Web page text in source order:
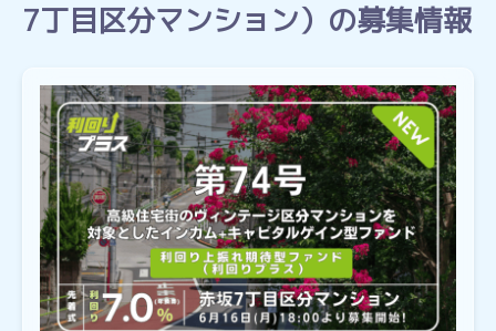
7丁目区分マンション）の募集情報